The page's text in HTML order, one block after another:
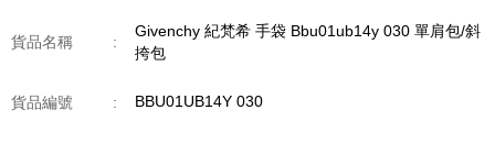
貨品名稱 :
Givenchy 紀梵希 手袋 Bbu01ub14y 030 單肩包/斜
挎包
貨品編號 : BBU01UB14Y 030